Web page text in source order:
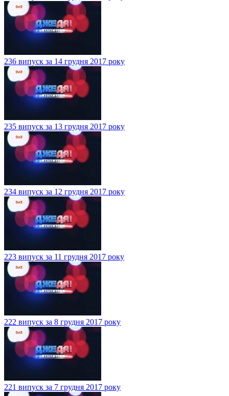
236 випуск за 14 грудня 2017 року
235 випуск за 13 грудня 2017 року
234 випуск за 12 грудня 2017 року
223 випуск за 11 грудня 2017 року
222 випуск за 8 грудня 2017 року
221 випуск за 7 грудня 2017 року